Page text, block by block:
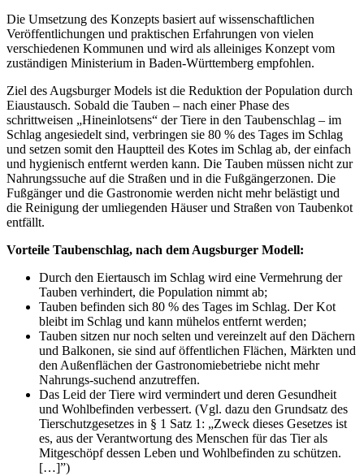
Die Umsetzung des Konzepts basiert auf wissenschaftlichen
Veröffentlichungen und praktischen Erfahrungen von vielen
verschiedenen Kommunen und wird als alleiniges Konzept vom
zuständigen Ministerium in Baden-Württemberg empfohlen.
Ziel des Augsburger Models ist die Reduktion der Population durch
Eiaustausch. Sobald die Tauben – nach einer Phase des
schrittweisen „Hineinlotsens“ der Tiere in den Taubenschlag – im
Schlag angesiedelt sind, verbringen sie 80 % des Tages im Schlag
und setzen somit den Hauptteil des Kotes im Schlag ab, der einfach
und hygienisch entfernt werden kann. Die Tauben müssen nicht zur
Nahrungssuche auf die Straßen und in die Fußgängerzonen. Die
Fußgänger und die Gastronomie werden nicht mehr belästigt und
die Reinigung der umliegenden Häuser und Straßen von Taubenkot
entfällt.
Vorteile Taubenschlag, nach dem Augsburger Modell:
Durch den Eiertausch im Schlag wird eine Vermehrung der
Tauben verhindert, die Population nimmt ab;
Tauben befinden sich 80 % des Tages im Schlag. Der Kot
bleibt im Schlag und kann mühelos entfernt werden;
Tauben sitzen nur noch selten und vereinzelt auf den Dächern
und Balkonen, sie sind auf öffentlichen Flächen, Märkten und
den Außenflächen der Gastronomiebetriebe nicht mehr
Nahrungs-suchend anzutreffen.
Das Leid der Tiere wird vermindert und deren Gesundheit
und Wohlbefinden verbessert. (Vgl. dazu den Grundsatz des
Tierschutzgesetzes in § 1 Satz 1: „Zweck dieses Gesetzes ist
es, aus der Verantwortung des Menschen für das Tier als
Mitgeschöpf dessen Leben und Wohlbefinden zu schützen.
[…]”)